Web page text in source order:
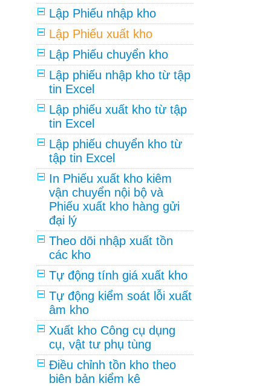
Lập Phiếu nhập kho
Lập Phiếu xuất kho
Lập Phiếu chuyển kho
Lập phiếu nhập kho từ tập
tin Excel
Lập phiếu xuất kho từ tập
tin Excel
Lập phiếu chuyển kho từ
tập tin Excel
In Phiếu xuất kho kiêm
vận chuyển nội bộ và
Phiếu xuất kho hàng gửi
đại lý
Theo dõi nhập xuất tồn
các kho
Tự động tính giá xuất kho
Tự động kiểm soát lỗi xuất
âm kho
Xuất kho Công cụ dụng
cụ, vật tư phụ tùng
Điều chỉnh tồn kho theo
biên bản kiểm kê